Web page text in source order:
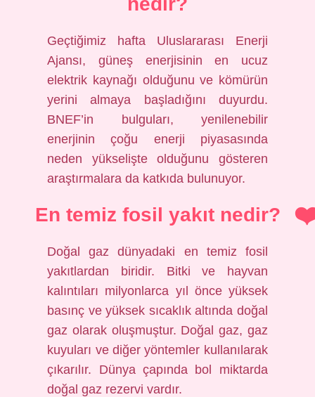
Geçtiğimiz hafta Uluslararası Enerji
Ajansı, güneş enerjisinin en ucuz
elektrik kaynağı olduğunu ve kömürün
yerini almaya başladığını duyurdu.
BNEF’in bulguları, yenilenebilir
enerjinin çoğu enerji piyasasında
neden yükselişte olduğunu gösteren
araştırmalara da katkıda bulunuyor.
En temiz fosil yakıt nedir?
Doğal gaz dünyadaki en temiz fosil
yakıtlardan biridir. Bitki ve hayvan
kalıntıları milyonlarca yıl önce yüksek
basınç ve yüksek sıcaklık altında doğal
gaz olarak oluşmuştur. Doğal gaz, gaz
kuyuları ve diğer yöntemler kullanılarak
çıkarılır. Dünya çapında bol miktarda
doğal gaz rezervi vardır.